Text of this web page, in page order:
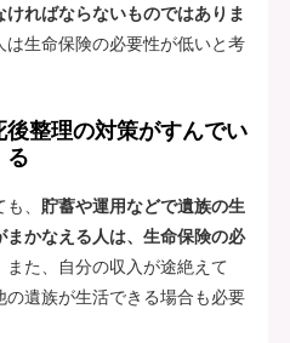
ればならないものではありま
生命保険の必要性が低いと考
整理の対策がすんでい
る
、 貯蓄や運用などで遺族の生
かなえる人は、生命保険の必
また、自分の収入が途絶えて
の遺族が生活できる場合も必要